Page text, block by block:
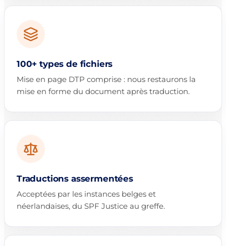
100+ types de fichiers
Mise en page DTP comprise : nous restaurons la
mise en forme du document après traduction.
Traductions assermentées
Acceptées par les instances belges et
néerlandaises, du SPF Justice au greffe.